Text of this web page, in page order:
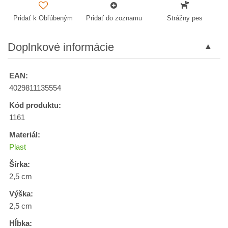
Pridať k Obľúbeným Pridať do zoznamu Strážny pes
Doplnkové informácie
EAN:
4029811135554
Kód produktu:
1161
Materiál:
Plast
Šírka:
2,5 cm
Výška:
2,5 cm
Hĺbka: